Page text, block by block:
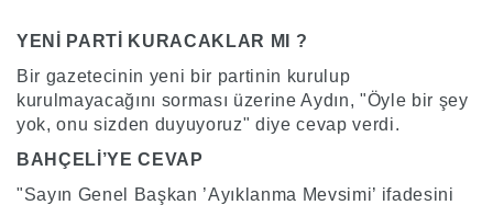
YENİ PARTİ KURACAKLAR MI ?
Bir gazetecinin yeni bir partinin kurulup
kurulmayacağını sorması üzerine Aydın, "Öyle bir şey
yok, onu sizden duyuyoruz" diye cevap verdi.
BAHÇELİ’YE CEVAP
"Sayın Genel Başkan ’Ayıklanma Mevsimi’ ifadesini